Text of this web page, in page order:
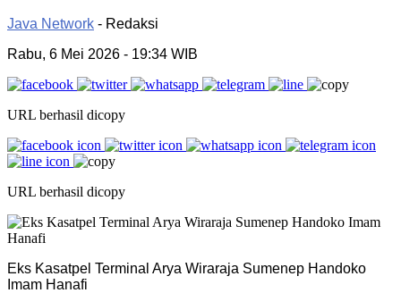
Java Network - Redaksi
Rabu, 6 Mei 2026 - 19:34 WIB
URL berhasil dicopy
URL berhasil dicopy
Eks Kasatpel Terminal Arya Wiraraja Sumenep Handoko
Imam Hanafi